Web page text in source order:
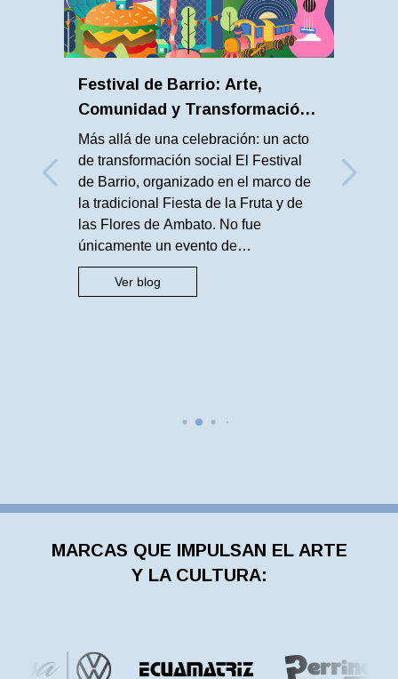
Festival de Barrio: Arte,
Comunidad y Transformación
Urbana en Ambato
Más allá de una celebración: un acto
de transformación social El Festival
de Barrio, organizado en el marco de
la tradicional Fiesta de la Fruta y de
las Flores de Ambato. No fue
únicamente un evento de
entretenimiento, fue una propuesta
concreta y articulada para devolver al
Ver blog
MARCAS QUE IMPULSAN EL ARTE
Y LA CULTURA: